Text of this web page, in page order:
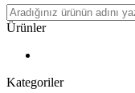
Ürünler
Kategoriler